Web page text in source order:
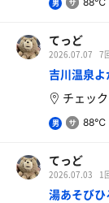
男
てっど
2026.07.07 7
吉川温泉
チェッ
男 88℃
てっど
2026.07.03 1
湯あそび